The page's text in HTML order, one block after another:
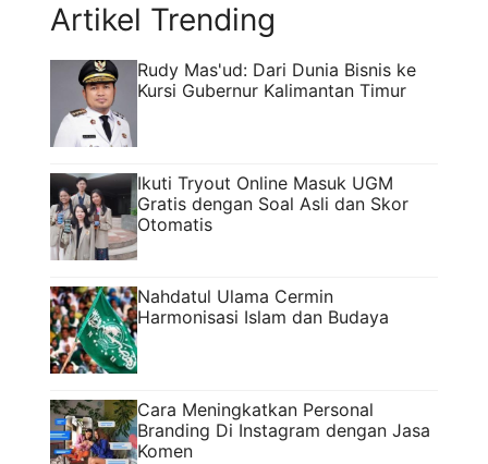
Artikel Trending
Rudy Mas'ud: Dari Dunia Bisnis ke
Kursi Gubernur Kalimantan Timur
Ikuti Tryout Online Masuk UGM
Gratis dengan Soal Asli dan Skor
Otomatis
Nahdatul Ulama Cermin
Harmonisasi Islam dan Budaya
Cara Meningkatkan Personal
Branding Di Instagram dengan Jasa
Komen